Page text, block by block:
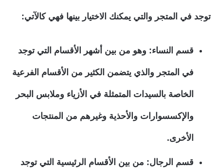
توجد في المتجر والتي يمكنك الاختيار بينها فهي كالآتي:
قسم النساء: وهو من بين أشهر الأقسام التي توجد
في المتجر والذي يتضمن الكثير من الأقسام الفرعية
الخاصة بالسيدات المتمثلة في الأزياء وملابس البحر
والإكسسوارات والأحذية وغيرهم من المنتجات
الأخرى.
قسم الرجال: من بين الأقسام الرئيسية التي توجد